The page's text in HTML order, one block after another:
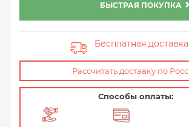
БЫСТРАЯ ПОКУПКА
Бесплатная доставка
Рассчитать доставку по
Способы оплаты: